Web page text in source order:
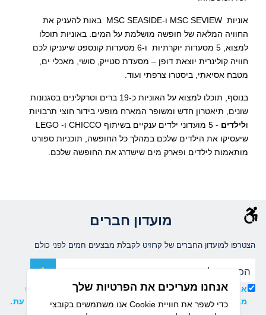
אוניות MSC SEVIEW ו-MSC SEASIDE באות להעניק את
החוויה המלאה של חופשה מושלמת על המים. באוניות תוכלו
למצוא, 5 מסעדות יוקרתיות ו-6 מסעדות קונספט שיעניקו לכם
חוויה קולינרית יוצאת דופן – מסעדת סטייק, סושי, מאכלי ים,
מטבח אסיאתי, ביסטרו צרפתי ועוד.
בנוסף, תוכלו למצוא על האוניות כ-19 ברים וטרקלינים בסגנונות
שונים, תיאטרון חדש ומשופר המארח מופעי בידור חוצי תרבויות
ולילדים - 5 מועדוני ילדים ענקיים בשיתוף CHICCO ו- LEGO
שיעסיקו את הילדים שלכם במהלך כל החופשה, תוכניות ספורט
מותאמות לילדים ופארק מים שישדרג את החופשה שלכם.
מועדון חברים
הצטרפו למועדון החברים של קרוזיט לקבלת מבצעים חמים לפני כולם
אני מאשר/ת קבלת עדכונים ומידע שיווקי ממועדון קרוזיט
מבית דיזנהאוז, וידוע לי כי ניתן להסיר את ההרשמה בכל עת.
אנחנו מעריכים את הפרטיות שלך
אנו משתמשים בקובצי Cookie כדי לשפר את חוויית